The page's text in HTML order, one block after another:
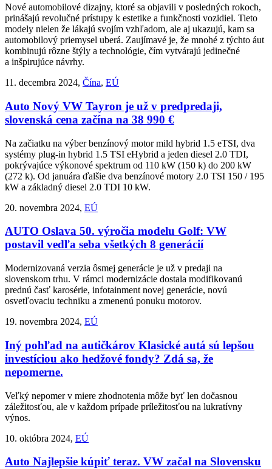
Nové automobilové dizajny, ktoré sa objavili v posledných rokoch,
prinášajú revolučné prístupy k estetike a funkčnosti vozidiel. Tieto
modely nielen že lákajú svojím vzhľadom, ale aj ukazujú, kam sa
automobilový priemysel uberá. Zaujímavé je, že mnohé z týchto áut
kombinujú rôzne štýly a technológie, čím vytvárajú jedinečné
a inšpirujúce návrhy.
11. decembra 2024, Čína, EÚ
Auto Nový VW Tayron je už v predpredaji,
slovenská cena začína na 38 990 €
Na začiatku na výber benzínový motor mild hybrid 1.5 eTSI, dva
systémy plug-in hybrid 1.5 TSI eHybrid a jeden diesel 2.0 TDI,
pokrývajúce výkonové spektrum od 110 kW (150 k) do 200 kW
(272 k). Od januára ďalšie dva benzínové motory 2.0 TSI 150 / 195
kW a základný diesel 2.0 TDI 10 kW.
20. novembra 2024, EÚ
AUTO Oslava 50. výročia modelu Golf: VW
postavil vedľa seba všetkých 8 generácií
Modernizovaná verzia ôsmej generácie je už v predaji na
slovenskom trhu. V rámci modernizácie dostala modifikovanú
prednú časť karosérie, infotainment novej generácie, novú
osvetľovaciu techniku a zmenenú ponuku motorov.
19. novembra 2024, EÚ
Iný pohľad na autičkárov Klasické autá sú lepšou
investíciou ako hedžové fondy? Zdá sa, že
nepomerne.
Veľký nepomer v miere zhodnotenia môže byť len dočasnou
záležitosťou, ale v každom prípade príležitosťou na lukratívny
výnos.
10. októbra 2024, EÚ
Auto Najlepšie kúpiť teraz. VW začal na Slovensku